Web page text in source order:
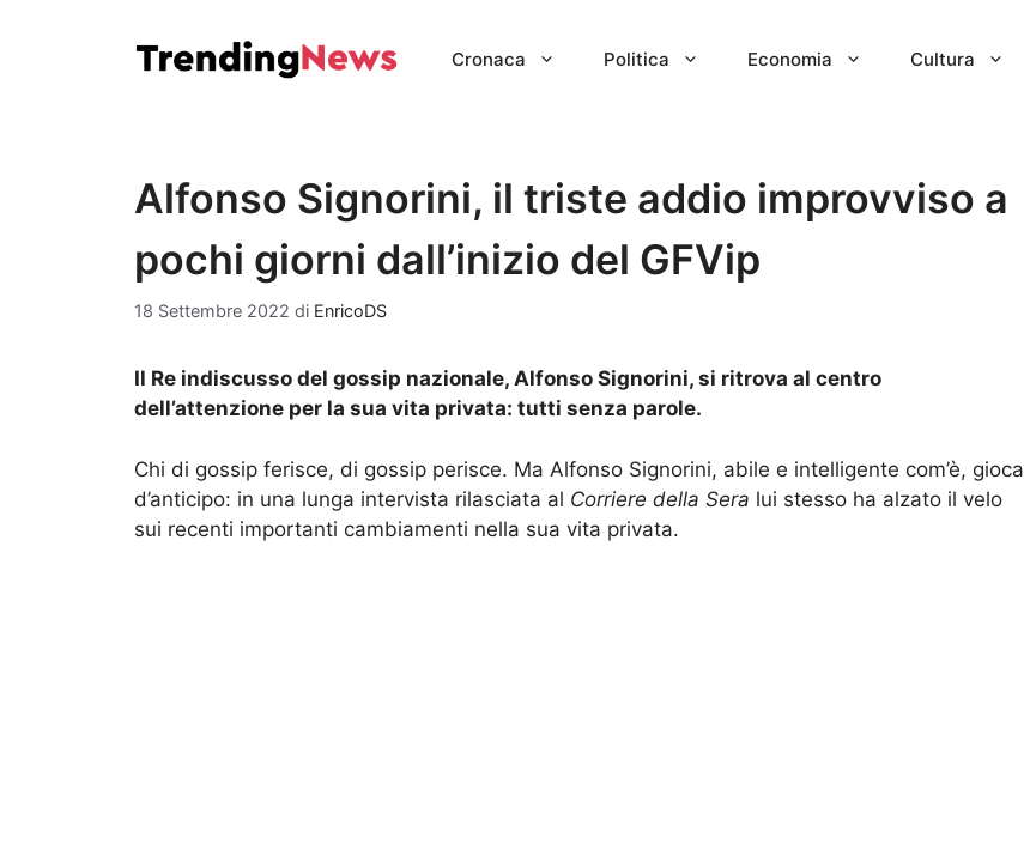
Cronaca Politica Economia Cultura
Alfonso Signorini, il triste addio improvviso a
pochi giorni dall’inizio del GFVip
18 Settembre 2022 di EnricoDS
Il Re indiscusso del gossip nazionale, Alfonso Signorini, si ritrova al centro
dell’attenzione per la sua vita privata: tutti senza parole.
Chi di gossip ferisce, di gossip perisce. Ma Alfonso Signorini, abile e intelligente com’è, gioca
d’anticipo: in una lunga intervista rilasciata al Corriere della Sera lui stesso ha alzato il velo
sui recenti importanti cambiamenti nella sua vita privata.